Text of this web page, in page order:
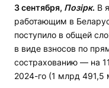
3сентября, Позірк. В
работающим в
поступило в общей
в виде взносов по
сострахованию — на
2024-го (1 млрд 491,5